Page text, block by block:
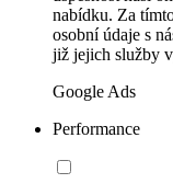
nabídku. Za
osobní údaje s
již jejich služby
Google Ads
Performance